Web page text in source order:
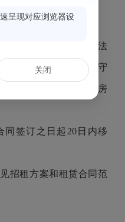
付（先交租后使用）。
要要求：合法存续的法
具有良好的商业信用、守
充分了解、知晓并接受房
同签订之日起20日内移
招租方案和租赁合同范
呈现对应浏览器设
关闭